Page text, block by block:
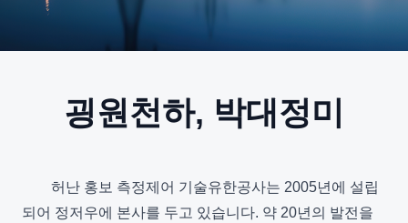
굉원천하, 박대정미
허난 홍보 측정제어 기술유한공사는 2005년에 설립
되어 정저우에 본사를 두고 있습니다. 약 20년의 발전을